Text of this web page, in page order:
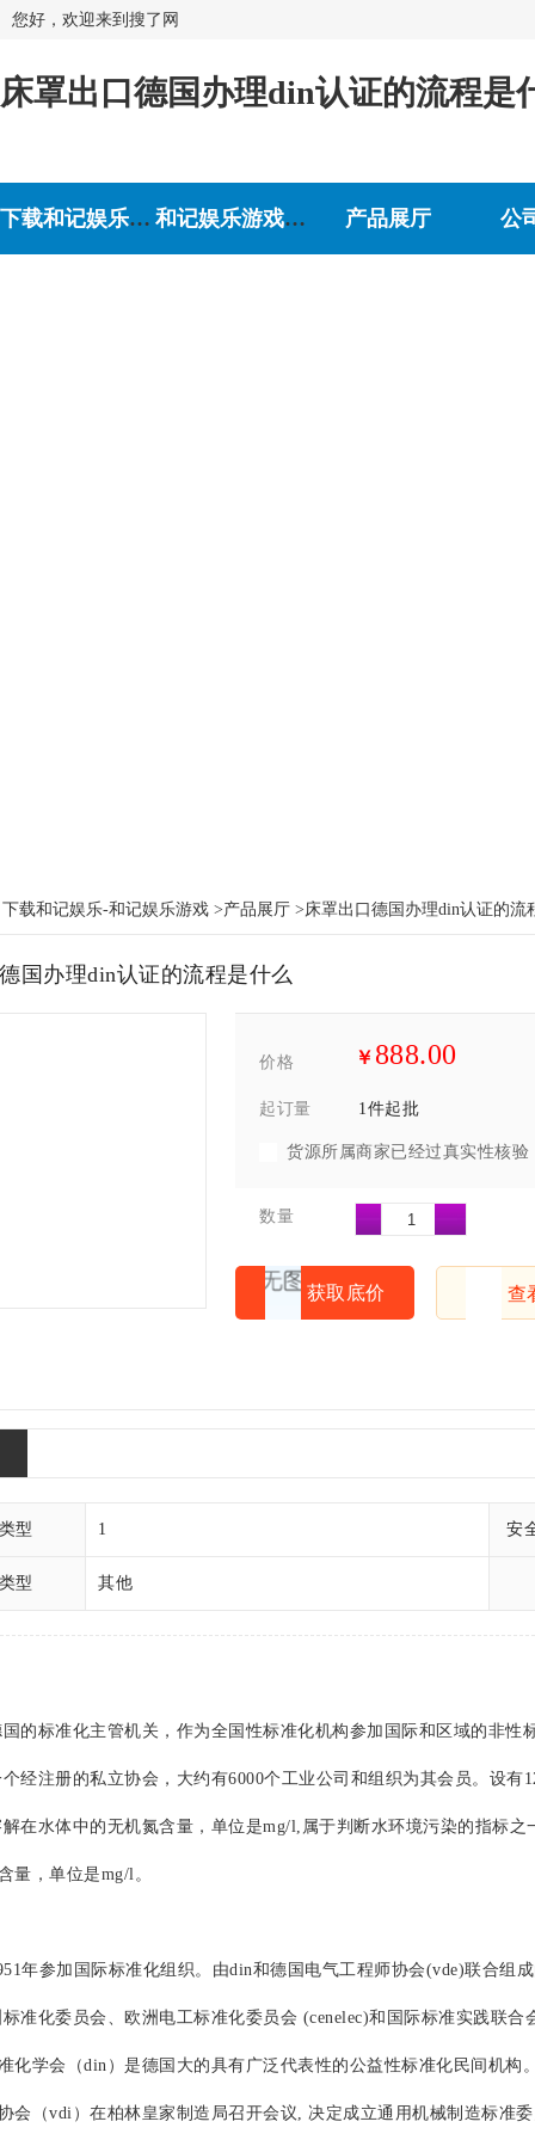
您好，欢迎来到搜了网
床罩出口德国办理din认证的流程是
下载和记娱乐-和记娱乐游戏 和记娱乐游戏的介绍 产品展厅 公
下载和记娱乐-和记娱乐游戏 >产品展厅 >床罩出口德国办理din认证的流
国办理din认证的流程是什么
价格 ￥ 888.00
起订量 1件起批
货源所属商家已经过真实性核验
数量
获取底价 查
型 1 安
型 其他
标准化主管机关，作为全国性标准化机构参加国际和区域的非性
注册的私立协会，大约有6000个工业公司和组织为其会员。设有
水体中的无机氮含量，单位是mg/l,属于判断水环境污染的指标之
量，单位是mg/l。
参加国际标准化组织。由din和德国电气工程师协会(vde)联合组成
准化委员会、欧洲电工标准化委员会 (cenelec)和国际标准实践联合
会（din）是德国大的具有广泛代表性的公益性标准化民间机构。
会（vdi）在柏林皇家制造局召开会议, 决定成立通用机械制造标准